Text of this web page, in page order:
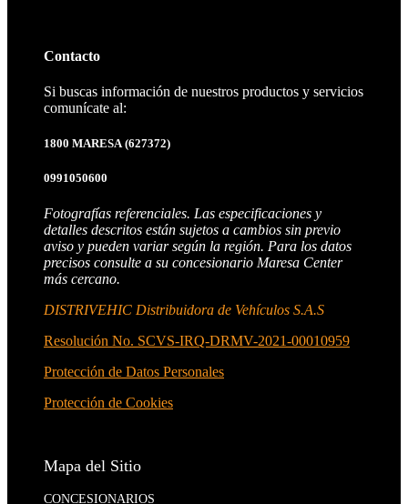
Contacto
Si buscas información de nuestros productos y servicios
comunícate al:
1800 MARESA(627372)
0991050600
Fotografías referenciales. Las especificaciones y
detalles descritos están sujetos a cambios sin previo
aviso y pueden variar según la región. Para los datos
precisos consulte a su concesionario Maresa Center
más cercano.
DISTRIVEHIC Distribuidora de Vehículos S.A.S
Resolución No. SCVS-IRQ-DRMV-2021-00010959
Protección de Datos Personales
Protección de Cookies
Mapa del Sitio
CONCESIONARIOS